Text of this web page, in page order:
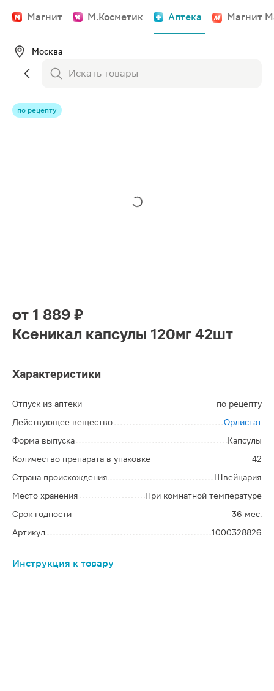
Магнит М.Косметик Аптека Магнит
Москва
по рецепту
от 1 889 ₽
Ксеникал капсулы 120мг 42шт
Характеристики
Отпуск из аптеки
по рецепту
Действующее вещество
Орлистат
Форма выпуска
Капсулы
Количество препарата в упаковке
42
Страна происхождения
Швейцария
Место хранения
При комнатной температуре
Срок годности
36 мес.
Артикул
1000328826
Инструкция к товару